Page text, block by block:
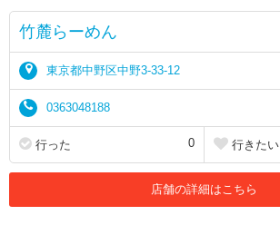
竹麓らーめん
東京都中野区中野3-33-12
0363048188
行った 0 行きたい
店舗の詳細はこちら